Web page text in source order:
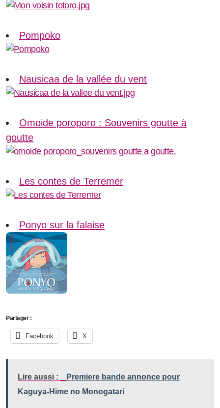
Pompoko
Nausicaa de la vallée du vent
Omoide poroporo : Souvenirs goutte à
goutte
Les contes de Terremer
Ponyo sur la falaise
Partager :
Facebook X
Lire aussi :
Premiere bande annonce pour
Kaguya-Hime no Monogatari